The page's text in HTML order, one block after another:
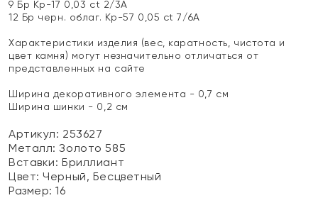
9 Бр Кр-17 0,03 ct 2/3А
12 Бр черн. облаг. Кр-57 0,05 ct 7/6А
Характеристики изделия (вес, каратность, чистота и
цвет камня) могут незначительно отличаться от
представленных на сайте
Ширина декоративного элемента - 0,7 см
Ширина шинки - 0,2 см
Артикул: 253627
Металл:Золото 585
Вставки:Бриллиант
Цвет:Черный, Бесцветный
Размер:16